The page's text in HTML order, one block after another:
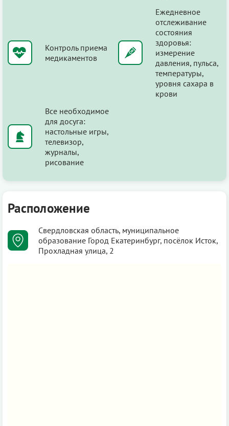
Контроль приема
медикаментов
Ежедневное
отслеживание
состояния
здоровья:
измерение
давления, пульса,
температуры,
уровня сахара в
крови
Все необходимое
для досуга:
настольные игры,
телевизор,
журналы,
рисование
Расположение
Свердловская область, муниципальное
образование Город Екатеринбург, посёлок Исток,
Прохладная улица, 2